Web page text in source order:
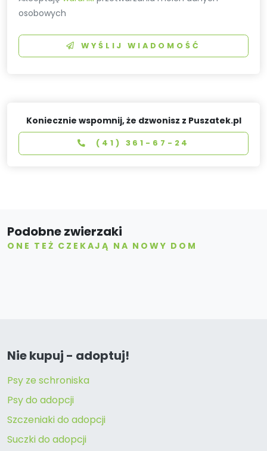
osobowych
WYŚLIJ WIADOMOŚĆ
Koniecznie wspomnij, że dzwonisz z Puszatek.pl
(41) 361-67-24
Podobne zwierzaki
ONE TEŻ CZEKAJĄ NA NOWY DOM
Nie kupuj - adoptuj!
Psy ze schroniska
Psy do adopcji
Szczeniaki do adopcji
Suczki do adopcji